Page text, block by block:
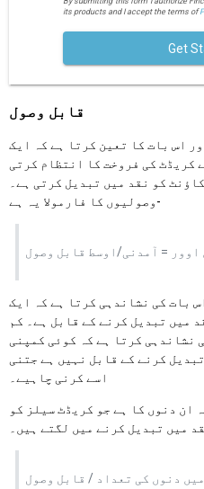
its products and I accept the terms of
Get
قابل وصول
اس بات کا تعین کرتا ہے کہ ایک
کریڈٹ کی فروخت کا انتظام کرتی
کو نقد میں تبدیل کرتی ہے۔
وصولیوں کا فارمولا یہ ہے-
اوور = آمدنی/اوسط قابل وصول
بات کی نشاندہی کرتا ہے کہ ایک
میں تبدیل کرنے کے قابل ہے۔ کم
نشاندہی کرتا ہے کہ کوئی کمپنی
کرنے کے قابل نہیں ہے جتنی
اسے کرنی چاہیے۔
ان دنوں کا ہے جو کریڈٹ سیلز کو
میں تبدیل کرنے میں لگتے ہیں۔
دنوں کی تعداد / قابل وصول